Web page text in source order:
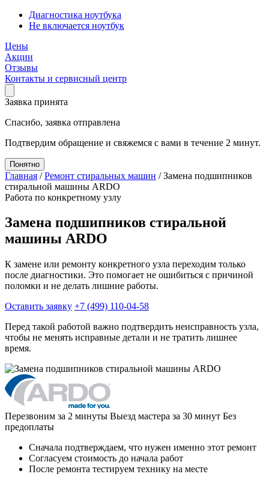
Диагностика ноутбука
Не включается ноутбук
Цены
Акции
Отзывы
Контакты и сервисный центр
Заявка принята
Спасибо, заявка отправлена
Подтвердим обращение и свяжемся с вами в течение 2 минут.
Понятно
Главная /Ремонт стиральных машин /Замена подшипников
стиральной машины ARDO
Работа по конкретному узлу
Замена подшипников стиральной
машины ARDO
К замене или ремонту конкретного узла переходим только
после диагностики. Это помогает не ошибиться с причиной
поломки и не делать лишние работы.
Оставить заявку +7 (499) 110-04-58
Перед такой работой важно подтвердить неисправность узла,
чтобы не менять исправные детали и не тратить лишнее
время.
Перезвоним за 2 минуты Выезд мастера за 30 минут Без
предоплаты
Сначала подтверждаем, что нужен именно этот ремонт
Согласуем стоимость до начала работ
После ремонта тестируем технику на месте